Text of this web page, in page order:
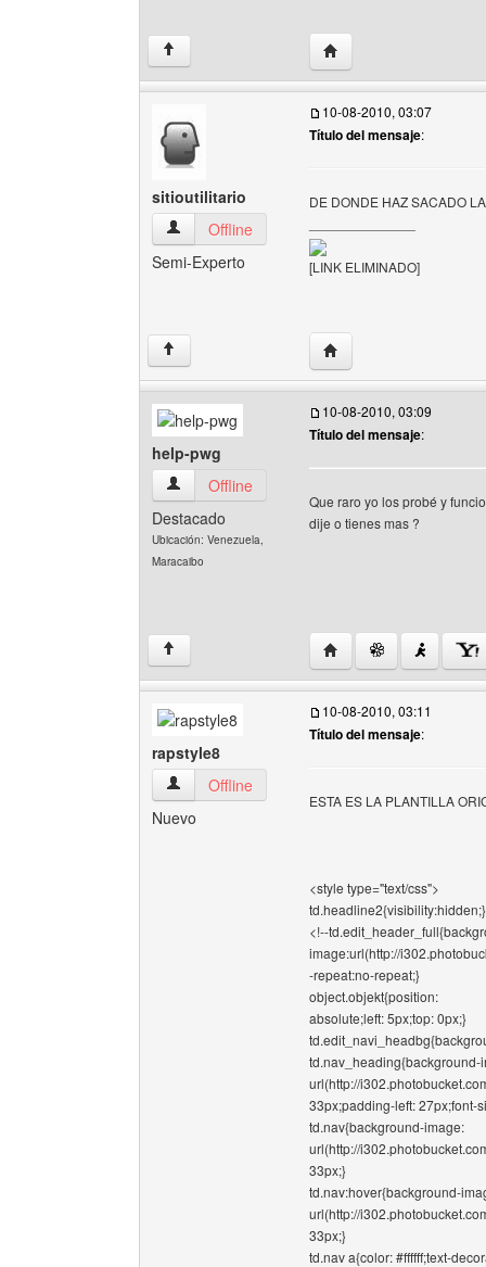
↑ Visitar sitio web del
sitioutilitario
sitioutilitario Ver perfil del usuario
Offline
Semi-Experto
10-08-2010, 03:07
Título del mensaje:
DE DONDE HAZ SACADO
[LINK ELIMINADO]
↑ Visitar sitio web del
help-pwg
help-pwg Ver perfil del usuario
Offline
Destacado
Ubicación: Venezuela,
Maracaibo
10-08-2010, 03:09
Título del mensaje:
Que raro yo los probé y
dije o tienes mas ?
↑ Visitar sitio web del
rapstyle8
rapstyle8 Ver perfil del usuario
Offline
Nuevo
10-08-2010, 03:11
Título del mensaje:
ESTA ES LA PLANTILLA
<style type="text/css">
<!--
image:url(http://
-repeat:no-repeat;}
object.objekt{position:
absolute;left: 5px;top: 0px;}
td.nav_heading{background-
url(http://
33px;padding-left: 27px;font-
td.nav{background-image:
url(http://
33px;}
td.nav:hover{background-
url(http://
33px;}
td.nav a{color: #ffffff;text-